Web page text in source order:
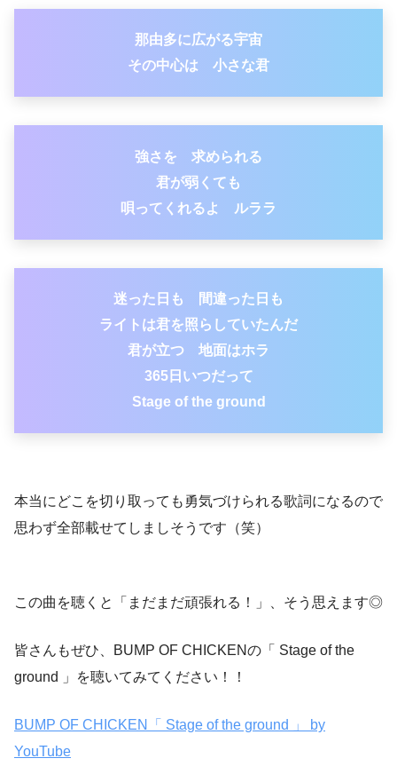
那由多に広がる宇宙
その中心は 小さな君
強さを 求められる
君が弱くても
唄ってくれるよ ルララ
迷った日も 間違った日も
ライトは君を照らしていたんだ
君が立つ 地面はホラ
365日いつだって
Stage of the ground
本当にどこを切り取っても勇気づけられる歌詞になるので
思わず全部載せてしましそうです（笑）
この曲を聴くと「まだまだ頑張れる！」、そう思えます◎
皆さんもぜひ、BUMP OF CHICKENの「 Stage of the
ground 」を聴いてみてください！！
BUMP OF CHICKEN「 Stage of the ground 」 by
YouTube